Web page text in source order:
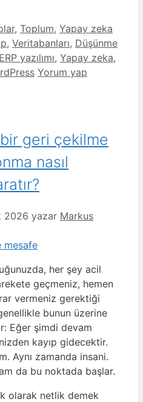
, Toplum, Yapay zeka
, Veritabanları, Düşünme
ERP yazılımı, Yapay zeka,
Yorum yap
geri çekilme
nasıl
2026 yazar Markus
her şey acil
geçmeniz, hemen
vermeniz gerektiği
bunun üzerine
Eğer şimdi devam
kayıp gidecektir.
Aynı zamanda insani.
da bu noktada başlar.
olarak netlik demek